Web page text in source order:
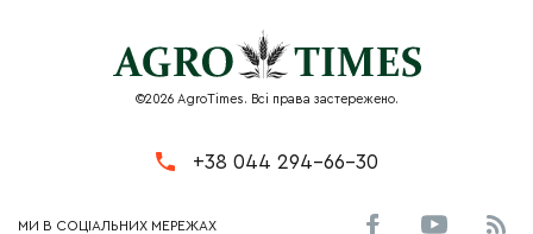
©2026 AgroTimes. Всі права застережено.
+38 044 294-66-30